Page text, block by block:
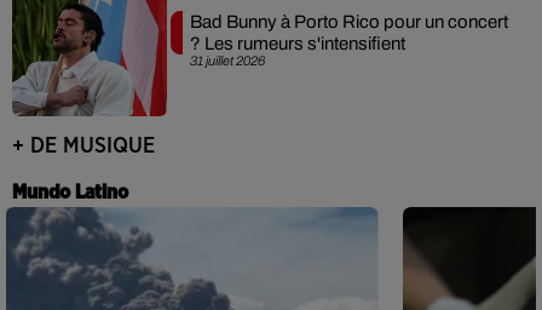
31 juillet 2026
Bad Bunny à Porto Rico pour un concert
? Les rumeurs s'intensifient
+ DE MUSIQUE
Mundo Latino